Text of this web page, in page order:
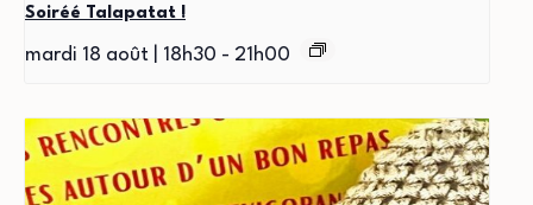
Soiréé Talapatat !
mardi 18 août | 18h30 - 21h00